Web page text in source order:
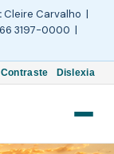
Cleire Carvalho |
3197-0000 |
Contraste Dislexia